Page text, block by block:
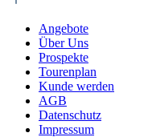
Angebote
Über Uns
Prospekte
Tourenplan
Kunde werden
AGB
Datenschutz
Impressum